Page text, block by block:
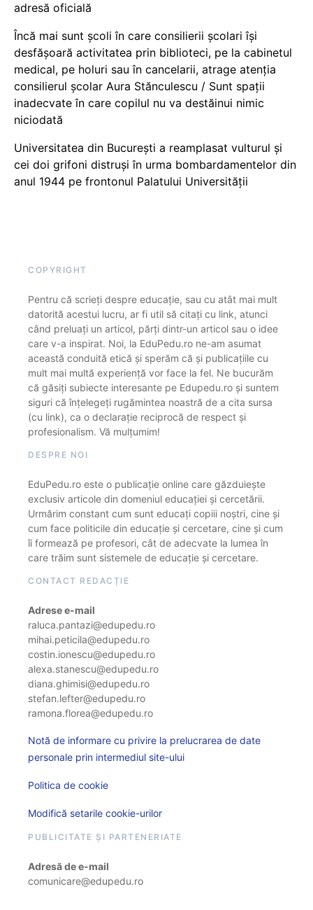
adresă oficială
Încă mai sunt școli în care consilierii școlari își
desfășoară activitatea prin biblioteci, pe la cabinetul
medical, pe holuri sau în cancelarii, atrage atenția
consilierul școlar Aura Stănculescu / Sunt spații
inadecvate în care copilul nu va destăinui nimic
niciodată
Universitatea din București a reamplasat vulturul și
cei doi grifoni distruși în urma bombardamentelor din
anul 1944 pe frontonul Palatului Universității
COPYRIGHT
Pentru că scrieți despre educație, sau cu atât mai mult
datorită acestui lucru, ar fi util să citați cu link, atunci
când preluați un articol, părți dintr-un articol sau o idee
care v-a inspirat. Noi, la EduPedu.ro ne-am asumat
această conduită etică și sperăm că și publicațiile cu
mult mai multă experiență vor face la fel. Ne bucurăm
că găsiți subiecte interesante pe Edupedu.ro și suntem
siguri că înțelegeți rugămintea noastră de a cita sursa
(cu link), ca o declarație reciprocă de respect și
profesionalism. Vă mulțumim!
DESPRE NOI
EduPedu.ro este o publicație online care găzduiește
exclusiv articole din domeniul educației și cercetării.
Urmărim constant cum sunt educați copiii noștri, cine și
cum face politicile din educație și cercetare, cine și cum
îi formează pe profesori, cât de adecvate la lumea în
care trăim sunt sistemele de educație și cercetare.
CONTACT REDACȚIE
Adrese e-mail
raluca.pantazi@edupedu.ro
mihai.peticila@edupedu.ro
costin.ionescu@edupedu.ro
alexa.stanescu@edupedu.ro
diana.ghimisi@edupedu.ro
stefan.lefter@edupedu.ro
ramona.florea@edupedu.ro
Notă de informare cu privire la prelucrarea de date
personale prin intermediul site-ului
Politica de cookie
Modifică setarile cookie-urilor
PUBLICITATE ȘI PARTENERIATE
Adresă de e-mail
comunicare@edupedu.ro